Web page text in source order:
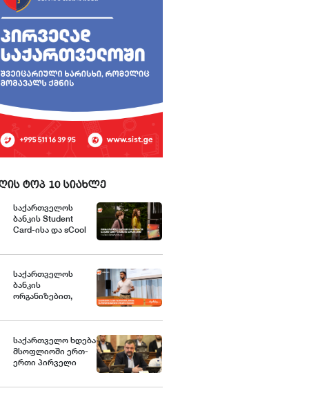
ტოპ 10 სიახლე
საქართველოს
ბანკის Student
Card-ისა და sCool
მფლობელები
ტრანსპორტზე
შეღავათიანი
ტარიფით
საქართველოს
ბანკის
ორგანიზებით,
ბიზნესისთვის
უსაფრთხოების
ვორკშოპი გაიმართა
საქართველო ხდება
მსოფლიოში ერთ-
ერთი პირველი
მედიკამენტ